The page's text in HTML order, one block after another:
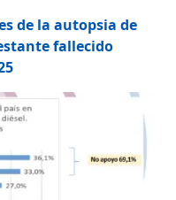
de la autopsia de
fallecido